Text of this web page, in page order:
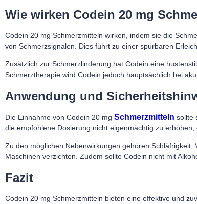
Wie wirken Codein 20 mg
Codein 20 mg Schmerzmitteln wirken, indem sie die
von Schmerzsignalen. Dies führt zu einer spürbaren
Zusätzlich zur Schmerzlinderung hat Codein eine
Schmerztherapie wird Codein jedoch hauptsächlich bei
Anwendung und
Die Einnahme von Codein 20 mg Schmerzmitteln sollte
die empfohlene Dosierung nicht eigenmächtig zu
Zu den möglichen Nebenwirkungen gehören
Maschinen verzichten. Zudem sollte Codein nicht mit
Fazit
Codein 20 mg Schmerzmitteln bieten eine effektive und